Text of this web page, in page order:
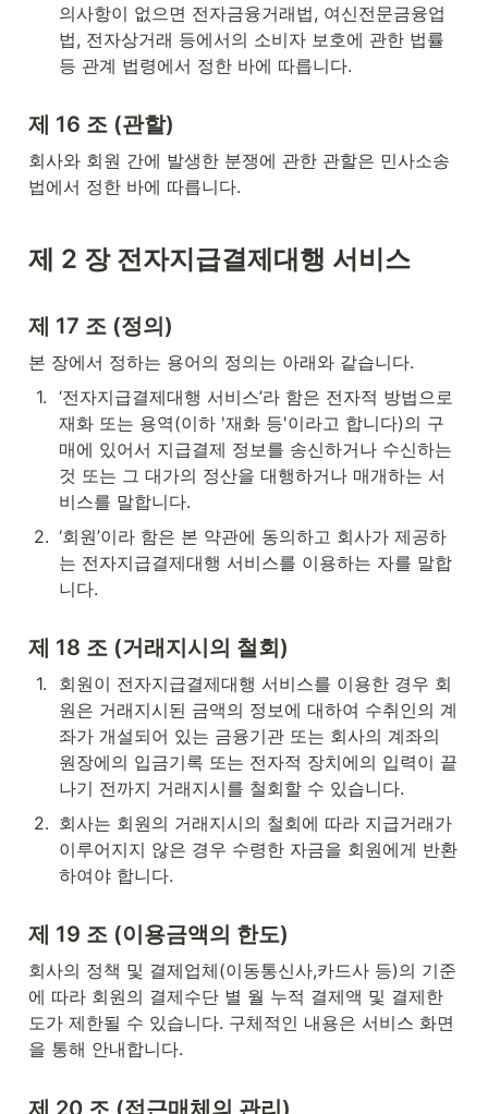
의사항이 없으면 전자금융거래법, 여신전문금융업
법, 전자상거래 등에서의 소비자 보호에 관한 법률
등 관계 법령에서 정한 바에 따릅니다.
제 16 조 (관할)
회사와 회원 간에 발생한 분쟁에 관한 관할은 민사소송
법에서 정한 바에 따릅니다.
제 2 장 전자지급결제대행 서비스
제 17 조 (정의)
본 장에서 정하는 용어의 정의는 아래와 같습니다.
1. ‘전자지급결제대행 서비스’라 함은 전자적 방법으로
재화 또는 용역(이하 '재화 등'이라고 합니다)의 구
매에 있어서 지급결제 정보를 송신하거나 수신하는
것 또는 그 대가의 정산을 대행하거나 매개하는 서
비스를 말합니다.
2. ‘회원’이라 함은 본 약관에 동의하고 회사가 제공하
는 전자지급결제대행 서비스를 이용하는 자를 말합
니다.
제 18 조 (거래지시의 철회)
1.
회원이 전자지급결제대행 서비스를 이용한 경우 회
원은 거래지시된 금액의 정보에 대하여 수취인의 계
좌가 개설되어 있는 금융기관 또는 회사의 계좌의
원장에의 입금기록 또는 전자적 장치에의 입력이 끝
나기 전까지 거래지시를 철회할 수 있습니다.
2. 회사는 회원의 거래지시의 철회에 따라 지급거래가
이루어지지 않은 경우 수령한 자금을 회원에게 반환
하여야 합니다.
제 19 조 (이용금액의 한도)
회사의 정책 및 결제업체(이동통신사,카드사 등)의 기준
에 따라 회원의 결제수단 별 월 누적 결제액 및 결제한
도가 제한될 수 있습니다. 구체적인 내용은 서비스 화면
을 통해 안내합니다.
제 20 조 (접근매체의 관리)